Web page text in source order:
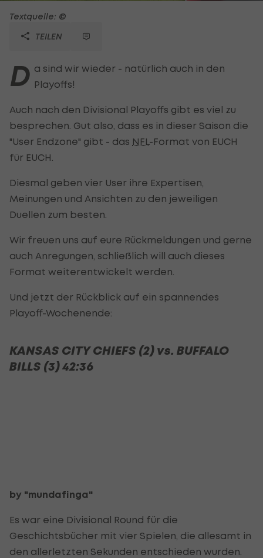
Textquelle: ©
TEILEN
D a sind wir wieder - natürlich auch in den
Playoffs!
Auch nach den Divisional Playoffs gibt es viel zu
besprechen. Gut also, dass es in dieser Saison die
"User Endzone" gibt - das NFL -Format von EUCH
für EUCH.
Diesmal geben vier User ihre Expertisen,
Meinungen und Ansichten zu den jeweiligen
Duellen zum besten.
Wir freuen uns auf eure Rückmeldungen und gerne
auch Anregungen, schließlich will auch dieses
Format weiterentwickelt werden.
Und jetzt der Rückblick auf ein spannendes
Playoff-Wochenende:
KANSAS CITY CHIEFS (2) vs. BUFFALO
BILLS (3) 42:36
by "mundafinga"
Es war eine Divisional Round für die
Geschichtsbücher mit vier Spielen, die allesamt in
den allerletzten Sekunden entschieden wurden.